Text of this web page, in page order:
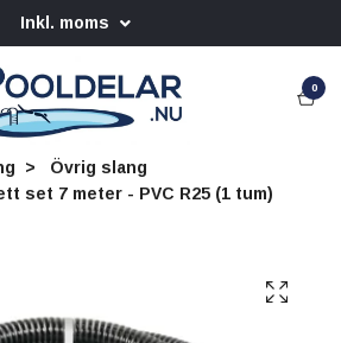
Inkl. moms
0
Övrig slang
set 7 meter - PVC R25 (1 tum)